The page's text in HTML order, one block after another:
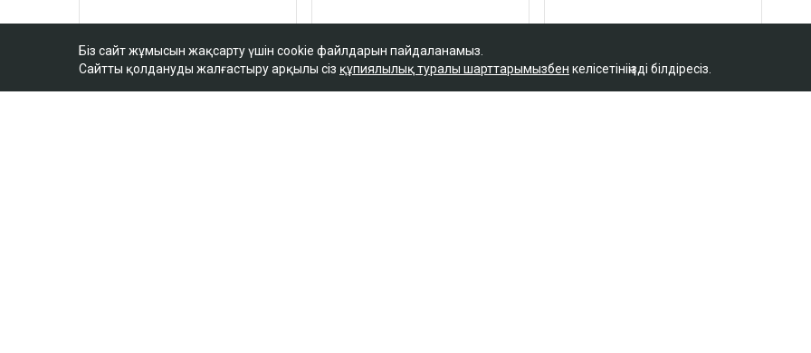
Біз сайт жұмысын жақсарту үшін cookie файлдарын пайдаланамыз.
Сайтты қолдануды жалғастыру арқылы сіз құпиялылық туралы шарттарымызбен келісетініңізді білдіресіз.